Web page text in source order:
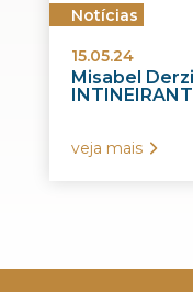
Notícias
15.05.24
Misabel
veja mais